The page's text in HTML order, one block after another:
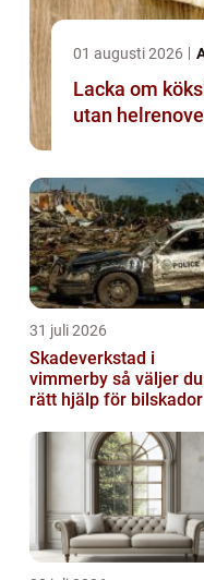
01 augusti 2026
Lacka om
utan
31 juli 2026
Skadeverkstad i
vimmerby så väljer du
rätt hjälp för bilskador